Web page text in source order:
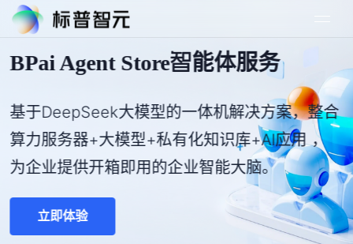
BPai Agent Store智能体服务
基于DeepSeek大模型的一体机解决方案，整合
算力服务器+大模型+私有化知识库+AI应用 ，
为企业提供开箱即用的企业智能大脑。
立即体验